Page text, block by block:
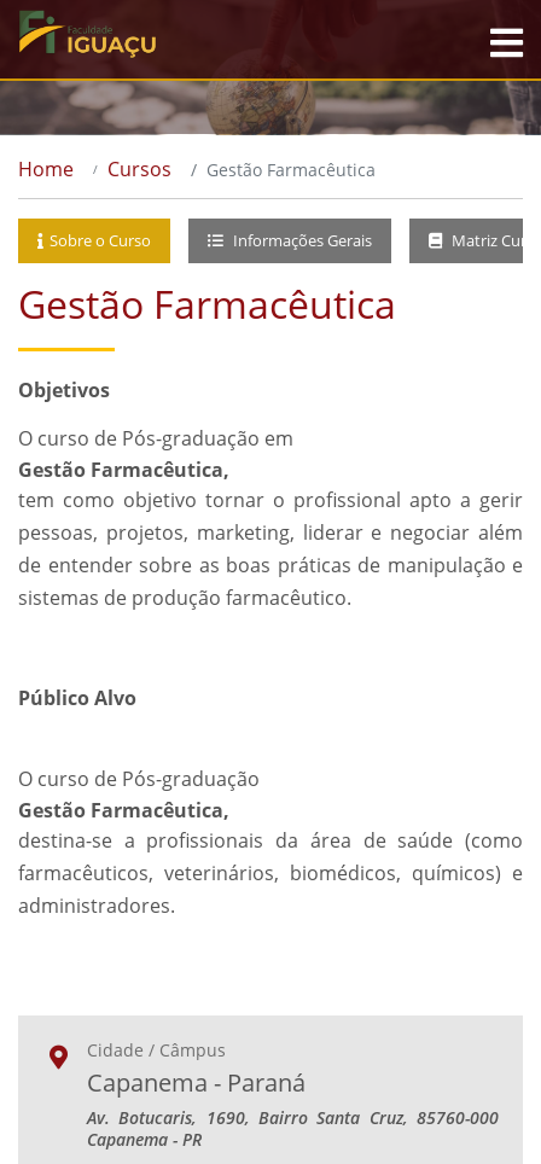
Home Cursos Gestão Farmacêutica
Sobre o Curso Informações Gerais Matriz
Gestão Farmacêutica
Objetivos
O curso de Pós-graduação em
Gestão Farmacêutica,
tem como objetivo tornar o profissional apto a gerir
pessoas, projetos, marketing, liderar e negociar além
de entender sobre as boas práticas de manipulação e
sistemas de produção farmacêutico.
Público Alvo
O curso de Pós-graduação
Gestão Farmacêutica,
destina-se a profissionais da área de saúde (como
farmacêuticos, veterinários, biomédicos, químicos) e
administradores.
Cidade / Câmpus
Capanema - Paraná
Av. Botucaris, 1690, Bairro Santa Cruz, 85760-000
Capanema - PR